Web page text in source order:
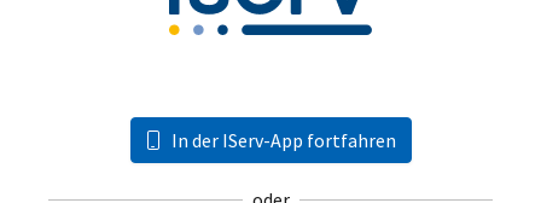
In der IServ-App fortfahren